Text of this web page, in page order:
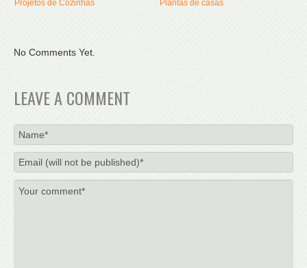
Projetos de Cozinhas Plantas de casas
No Comments Yet.
LEAVE A COMMENT